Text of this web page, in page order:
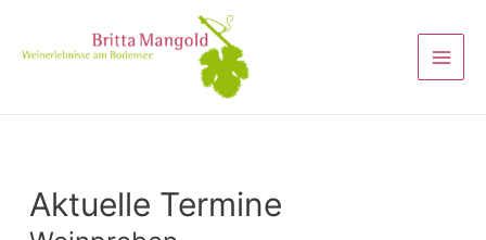
Aktuelle Termine